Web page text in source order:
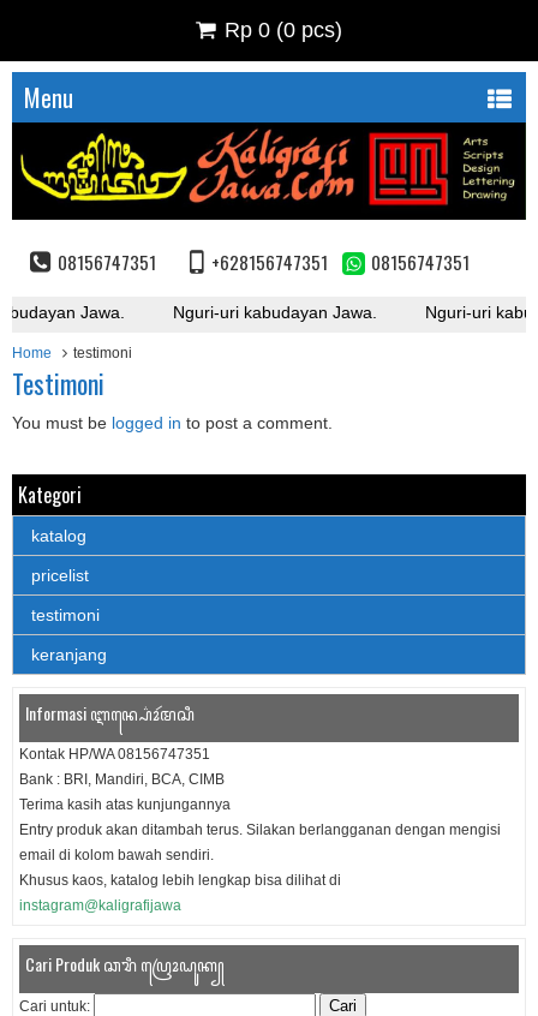
Menu
08156747351 +628156747351 08156747351
Rp 0 (0 pcs)
Jawa. Nguri-uri kabudayan Jawa. Nguri-uri
Home testimoni
Testimoni
You must be logged in to post a comment.
Kategori
katalog
pricelist
testimoni
keranjang
Informasi ꦆꦤ꧀ꦥ꦳ꦺꦴꦂꦩꦱꦶ
Kontak HP/WA 08156747351
Bank : BRI, Mandiri, BCA, CIMB
Terima kasih atas kunjungannya
Entry produk akan ditambah terus. Silakan berlangganan dengan mengisi
email di kolom bawah sendiri.
Khusus kaos, katalog lebih lengkap bisa dilihat di
instagram@kaligrafijawa
Cari Produk ꦕꦫꦶ ꦥꦿꦺꦴꦝꦸꦏ꧀
Cari untuk: